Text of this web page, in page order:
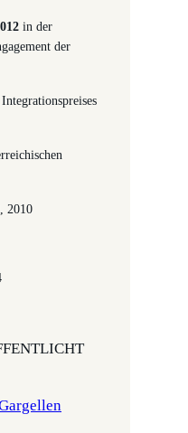
in der
der
2010